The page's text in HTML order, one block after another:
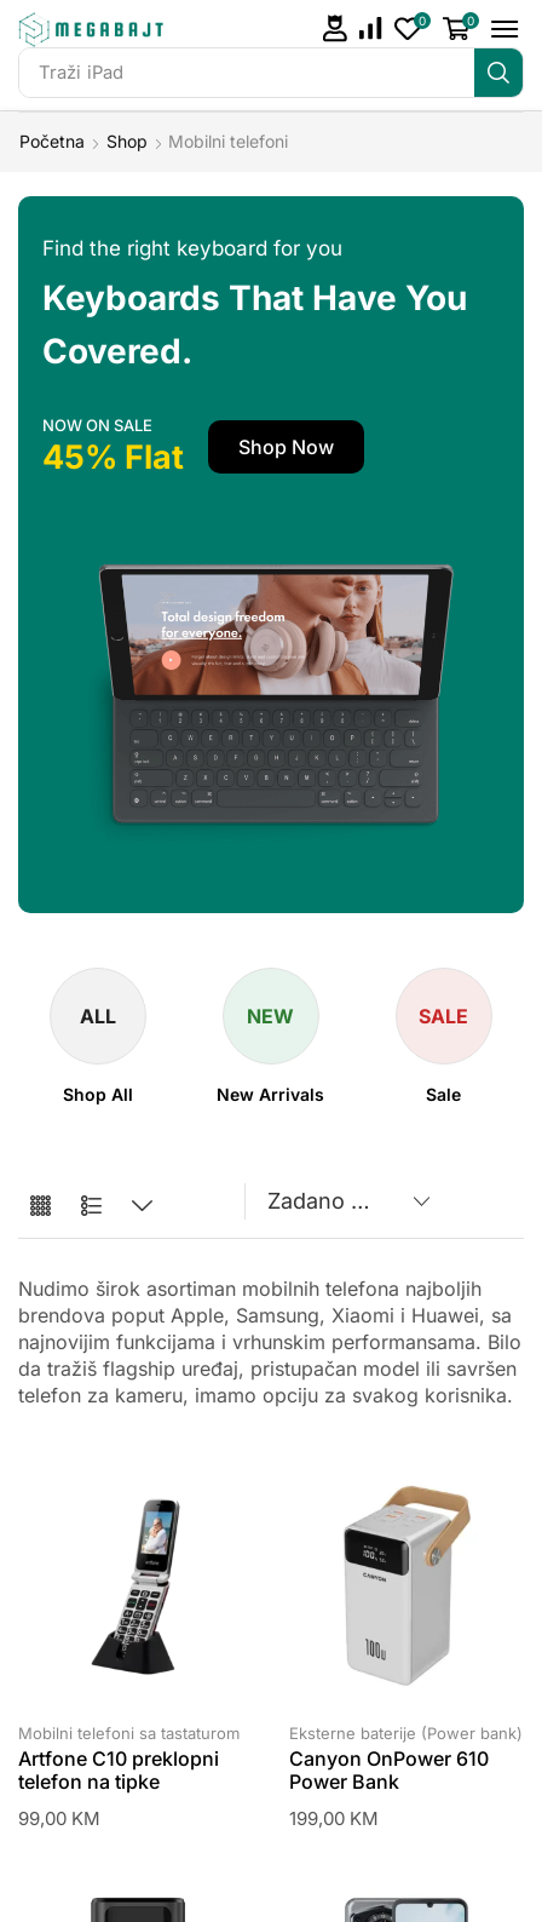
Traži iPhone 14
0 0
Početna Shop Mobilni telefoni
Find the right keyboard for you
Keyboards That Have You
Covered.
NOW ON SALE
45% Flat Shop Now
ALL
Shop All
NEW
New Arrivals
SALE
Sale
Nudimo širok asortiman mobilnih telefona najboljih
brendova poput Apple, Samsung, Xiaomi i Huawei, sa
najnovijim funkcijama i vrhunskim performansama. Bilo
da tražiš flagship uređaj, pristupačan model ili savršen
telefon za kameru, imamo opciju za svakog korisnika.
Mobilni telefoni sa tastaturom
Artfone C10 preklopni
telefon na tipke
99,00 KM
Eksterne baterije (Power bank)
Canyon OnPower 610
Power Bank
199,00 KM